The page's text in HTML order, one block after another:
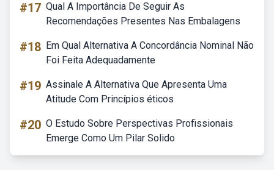
#17 Qual A Importância De Seguir As
Recomendações Presentes Nas Embalagens
#18 Em Qual Alternativa A Concordância Nominal Não
Foi Feita Adequadamente
#19 Assinale A Alternativa Que Apresenta Uma
Atitude Com Princípios éticos
#20 O Estudo Sobre Perspectivas Profissionais
Emerge Como Um Pilar Solido